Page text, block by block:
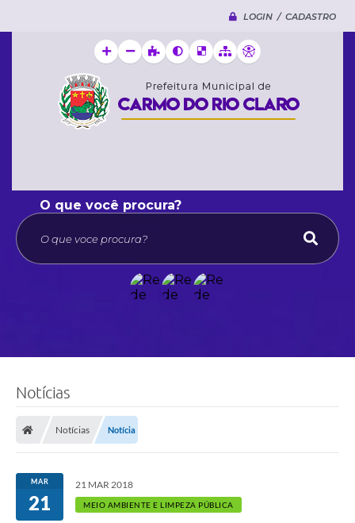
LOGIN / CADASTRO
O que voce procura?
Notícias
Notícias Notícia
MAR
21
21 MAR 2018
MEIO AMBIENTE E LIMPEZA PÚBLICA